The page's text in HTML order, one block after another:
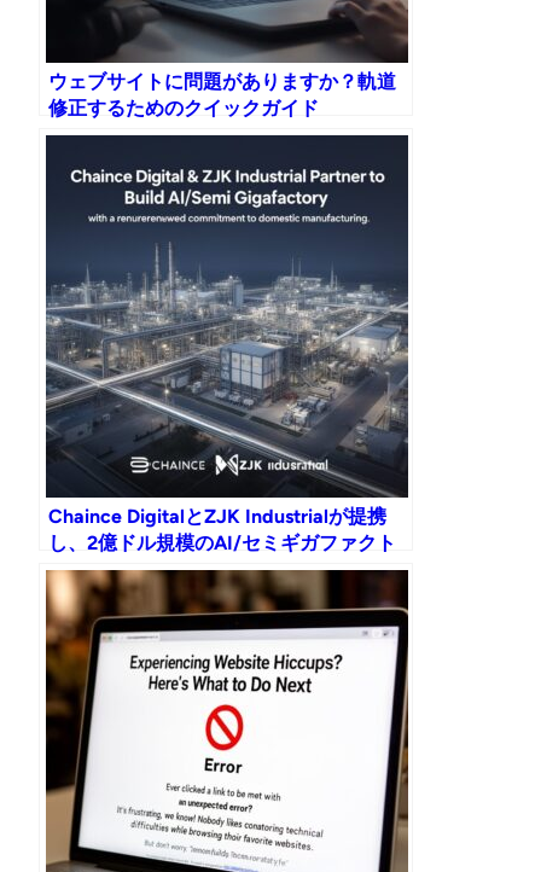
ウェブサイトに問題がありますか？軌道
修正するためのクイックガイド
Chaince DigitalとZJK Industrialが提携
し、2億ドル規模のAI/セミギガファクト
リーを建設